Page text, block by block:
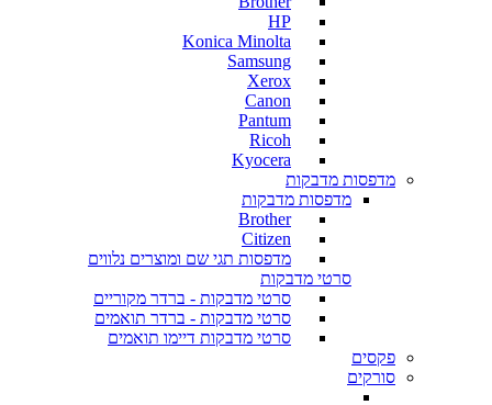
HP
Konica Minolta
Samsung
Xerox
Canon
Pantum
Ricoh
Kyocera
מדפסות מדבקות
מדפסות מדבקות
Brother
Citizen
מדפסות תגי שם ומוצרים נלווים
סרטי מדבקות
סרטי מדבקות - ברדר מקוריים
סרטי מדבקות - ברדר תואמים
סרטי מדבקות דיימו תואמים
פקסים
סורקים